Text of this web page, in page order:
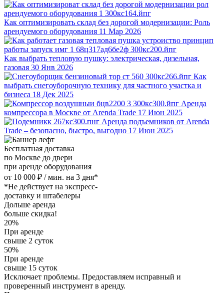
Как оптимизировать склад без дорогой модернизации: Роль
арендуемого оборудования 11 Мар 2026
Как выбрать тепловую пушку: электрическая, дизельная,
газовая 30 Янв 2026
Как
выбрать снегоуборочную технику для частного участка и
бизнеса 18 Дек 2025
Аренда
компрессора в Москве от Arenda Trade 17 Июн 2025
Аренда подъемников от Arenda
Trade – безопасно, быстро, выгодно 17 Июн 2025
Бесплатная доставка
по Москве до двери
при аренде оборудования
от 10 000 ₽ / мин. на 3 дня*
*Не действует на экспресс-
доставку и штабелеры
Дольше аренда
больше скидка!
20%
При аренде
свыше 2 суток
50%
При аренде
свыше 15 суток
Исключает проблемы. Предоставляем исправный и
проверенный инструмент в аренду.